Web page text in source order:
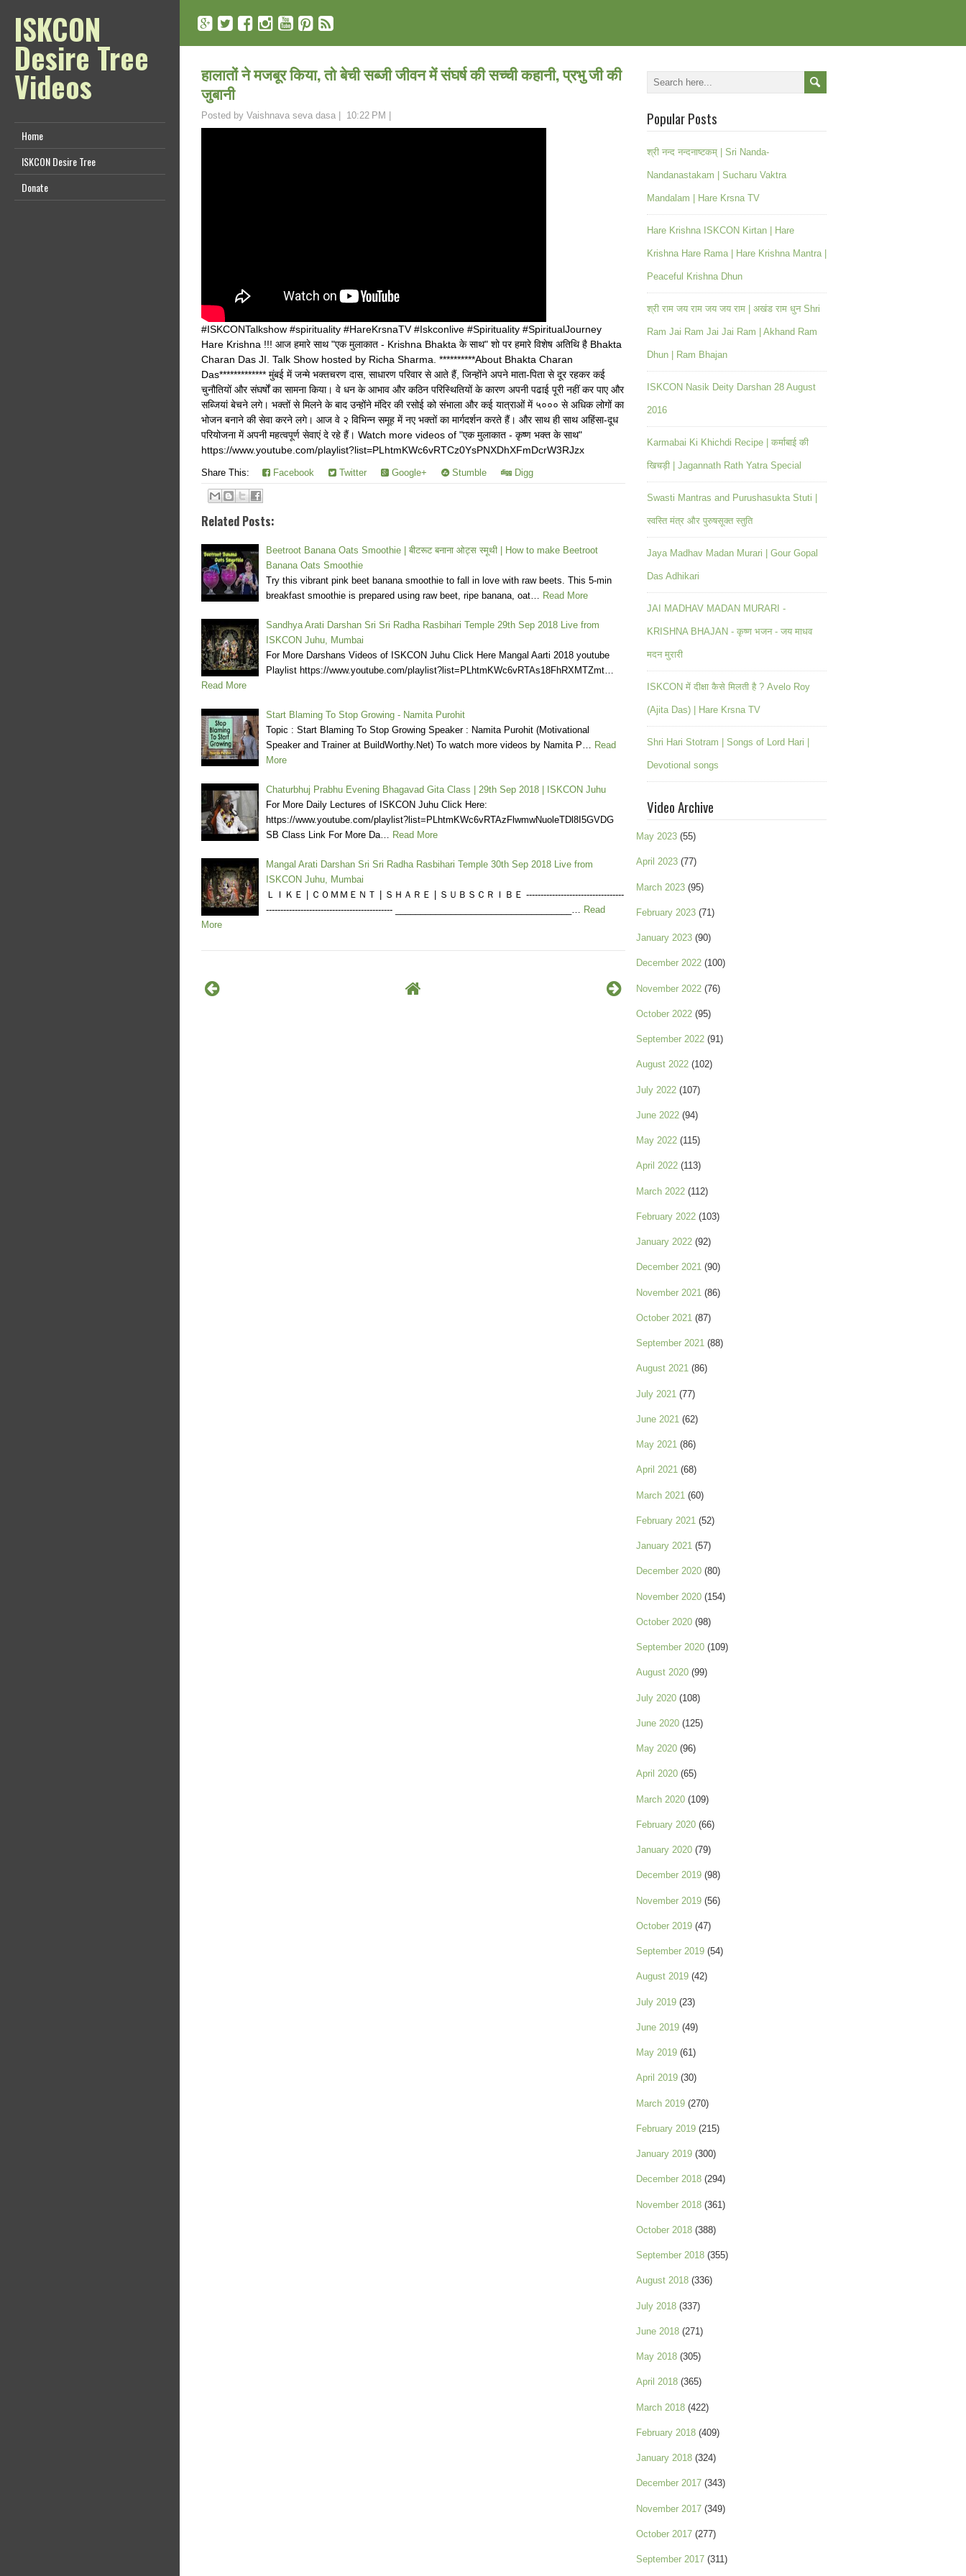
ISKCON
Desire Tree
Videos
Home
ISKCON Desire Tree
Donate
हालातों ने मजबूर किया, तो बेची सब्जी जीवन में संघर्ष की सच्ची कहानी, प्रभु जी की
जुबानी
Posted by Vaishnava seva dasa 10:22 PM
#ISKCONTalkshow #spirituality #HareKrsnaTV #Iskconlive #Spirituality #SpiritualJourney
Hare Krishna !!! आज हमारे साथ "एक मुलाकात - Krishna Bhakta के साथ" शो पर हमारे विशेष अतिथि है Bhakta
Charan Das JI. Talk Show hosted by Richa Sharma. **********About Bhakta Charan
Das************* मुंबई में जन्मे भक्तचरण दास, साधारण परिवार से आते हैं, जिन्होंने अपने माता-पिता से दूर रहकर कई
चुनौतियों और संघर्षों का सामना किया। वे धन के आभाव और कठिन परिस्थितियों के कारण अपनी पढाई पूरी नहीं कर पाए और
सब्जियां बेचने लगे। भक्तों से मिलने के बाद उन्होंने मंदिर की रसोई को संभाला और कई यात्राओं में ५००० से अधिक लोगों का
भोजन बनाने की सेवा करने लगे। आज वे २ विभिन्न समूह में नए भक्तों का मार्गदर्शन करते हैं। और साथ ही साथ अहिंसा-दूध
परियोजना में अपनी महत्वपूर्ण सेवाएं दे रहे हैं। Watch more videos of "एक मुलाकात - कृष्ण भक्त के साथ"
https://www.youtube.com/playlist?list=PLhtmKWc6vRTCz0YsPNXDhXFmDcrW3RJzx
Share This: Facebook Twitter Google+ Stumble Digg
Related Posts:
Beetroot Banana Oats Smoothie | बीटरूट बनाना ओट्स स्मूथी | How to make Beetroot
Banana Oats Smoothie
Try this vibrant pink beet banana smoothie to fall in love with raw beets. This 5-min
breakfast smoothie is prepared using raw beet, ripe banana, oat… Read More
Sandhya Arati Darshan Sri Sri Radha Rasbihari Temple 29th Sep 2018 Live from
ISKCON Juhu, Mumbai
For More Darshans Videos of ISKCON Juhu Click Here Mangal Aarti 2018 youtube
Playlist https://www.youtube.com/playlist?list=PLhtmKWc6vRTAs18FhRXMTZmt…
Read More
Start Blaming To Stop Growing - Namita Purohit
Topic : Start Blaming To Stop Growing Speaker : Namita Purohit (Motivational
Speaker and Trainer at BuildWorthy.Net) To watch more videos by Namita P… Read
More
Chaturbhuj Prabhu Evening Bhagavad Gita Class | 29th Sep 2018 | ISKCON Juhu
For More Daily Lectures of ISKCON Juhu Click Here:
https://www.youtube.com/playlist?list=PLhtmKWc6vRTAzFlwmwNuoleTDl8I5GVDG
SB Class Link For More Da… Read More
Mangal Arati Darshan Sri Sri Radha Rasbihari Temple 30th Sep 2018 Live from
ISKCON Juhu, Mumbai
ＬＩＫＥ | ＣＯＭＭＥＮＴ | ＳＨＡＲＥ | ＳＵＢＳＣＲＩＢＥ ----------------------------------
-------------------------------------------- ___________________________________… Read
More
Popular Posts
श्री नन्द नन्दनाष्टकम् | Sri Nanda-
Nandanastakam | Sucharu Vaktra
Mandalam | Hare Krsna TV
Hare Krishna ISKCON Kirtan | Hare
Krishna Hare Rama | Hare Krishna Mantra |
Peaceful Krishna Dhun
श्री राम जय राम जय जय राम | अखंड राम धुन Shri
Ram Jai Ram Jai Jai Ram | Akhand Ram
Dhun | Ram Bhajan
ISKCON Nasik Deity Darshan 28 August
2016
Karmabai Ki Khichdi Recipe | कर्माबाई की
खिचड़ी | Jagannath Rath Yatra Special
Swasti Mantras and Purushasukta Stuti |
स्वस्ति मंत्र और पुरुषसूक्त स्तुति
Jaya Madhav Madan Murari | Gour Gopal
Das Adhikari
JAI MADHAV MADAN MURARI -
KRISHNA BHAJAN - कृष्ण भजन - जय माधव
मदन मुरारी
ISKCON में दीक्षा कैसे मिलती है ? Avelo Roy
(Ajita Das) | Hare Krsna TV
Shri Hari Stotram | Songs of Lord Hari |
Devotional songs
Video Archive
May 2023 (55)
April 2023 (77)
March 2023 (95)
February 2023 (71)
January 2023 (90)
December 2022 (100)
November 2022 (76)
October 2022 (95)
September 2022 (91)
August 2022 (102)
July 2022 (107)
June 2022 (94)
May 2022 (115)
April 2022 (113)
March 2022 (112)
February 2022 (103)
January 2022 (92)
December 2021 (90)
November 2021 (86)
October 2021 (87)
September 2021 (88)
August 2021 (86)
July 2021 (77)
June 2021 (62)
May 2021 (86)
April 2021 (68)
March 2021 (60)
February 2021 (52)
January 2021 (57)
December 2020 (80)
November 2020 (154)
October 2020 (98)
September 2020 (109)
August 2020 (99)
July 2020 (108)
June 2020 (125)
May 2020 (96)
April 2020 (65)
March 2020 (109)
February 2020 (66)
January 2020 (79)
December 2019 (98)
November 2019 (56)
October 2019 (47)
September 2019 (54)
August 2019 (42)
July 2019 (23)
June 2019 (49)
May 2019 (61)
April 2019 (30)
March 2019 (270)
February 2019 (215)
January 2019 (300)
December 2018 (294)
November 2018 (361)
October 2018 (388)
September 2018 (355)
August 2018 (336)
July 2018 (337)
June 2018 (271)
May 2018 (305)
April 2018 (365)
March 2018 (422)
February 2018 (409)
January 2018 (324)
December 2017 (343)
November 2017 (349)
October 2017 (277)
September 2017 (311)